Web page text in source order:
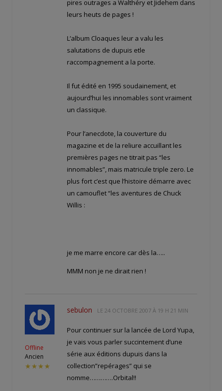
pires outrages a Walthéry et Jidehem dans
leurs heuts de pages !
L’album Cloaques leur a valu les
salutations de dupuis etle
raccompagnement a la porte.
Il fut édité en 1995 soudainement, et
aujourd’hui les innomables sont vraiment
un classique.
Pour l’anecdote, la couverture du
magazine et de la reliure accuillant les
premières pages ne titrait pas “les
innomables”, mais matricule triple zero. Le
plus fort c’est que l’histoire démarre avec
un camouflet “les aventures de Chuck
Willis :
je me marre encore car dès la…..
MMM non je ne dirait rien !
Offline
Ancien
★★★★
sebulon LE 24 OCTOBRE 2007 À 19 H 21 MIN
Pour continuer sur la lancée de Lord Yupa,
je vais vous parler succintement d’une
série aux éditions dupuis dans la
collection”repérages” qui se
nomme………….Orbital!!